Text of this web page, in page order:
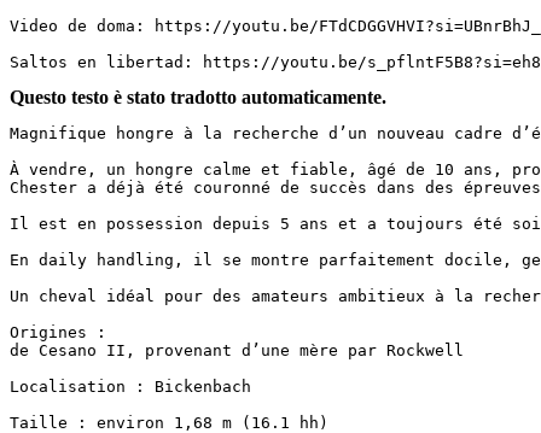
Video de doma: https://youtu.be/
Saltos en libertad: https://youtu.be/
Questo testo è stato tradotto automaticamente.
Magnifique hongre à la recherche d’un nouveau cadre
À vendre, un hongre calme et fiable, âgé de 10 ans,
Chester a déjà été couronné de succès dans des
Il est en possession depuis 5 ans et a toujours été
En daily handling, il se montre parfaitement docile,
Un cheval idéal pour des amateurs ambitieux à la
Origines :
de Cesano II, provenant d’une mère par Rockwell
Localisation : Bickenbach
Taille : environ 1,68 m (16.1 hh)